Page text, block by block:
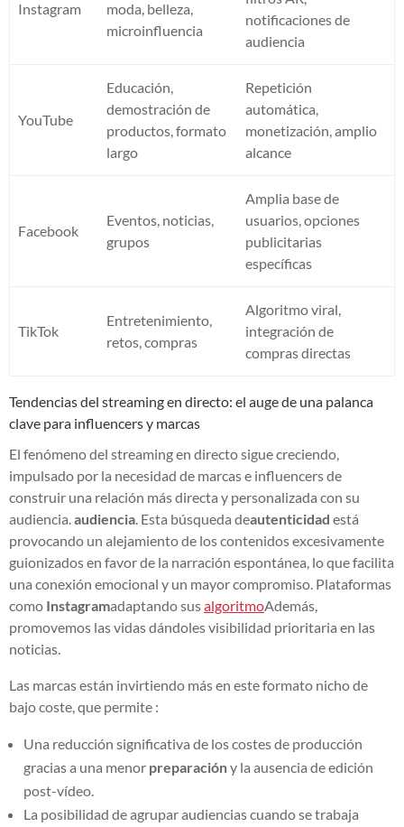
Instagram
moda, belleza,
microinfluencia
notificaciones de
audiencia
YouTube
Educación,
demostración de
productos, formato
largo
Repetición
automática,
monetización, amplio
alcance
Facebook
Eventos, noticias,
grupos
Amplia base de
usuarios, opciones
publicitarias
específicas
TikTok
Entretenimiento,
retos, compras
Algoritmo viral,
integración de
compras directas
Tendencias del streaming en directo: el auge de una palanca
clave para influencers y marcas
El fenómeno del streaming en directo sigue creciendo,
impulsado por la necesidad de marcas e influencers de
construir una relación más directa y personalizada con su
audiencia. audiencia . Esta búsqueda deautenticidad está
provocando un alejamiento de los contenidos excesivamente
guionizados en favor de la narración espontánea, lo que facilita
una conexión emocional y un mayor compromiso. Plataformas
como Instagramadaptando susalgoritmoAdemás,
promovemos las vidas dándoles visibilidad prioritaria en las
noticias.
Las marcas están invirtiendo más en este formato nicho de
bajo coste, que permite :
Una reducción significativa de los costes de producción
gracias a una menor preparacióny la ausencia de edición
post-vídeo.
La posibilidad de agrupar audiencias cuando se trabaja